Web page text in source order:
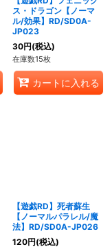
ス・ドラゴン【ノーマ
ル/効果】RD/SD0A-
JP023
30円(税込)
在庫数15枚
カートに入れる
【遊戯RD】死者蘇生
【ノーマルパラレル/魔
法】RD/SD0A-JP026
120円(税込)